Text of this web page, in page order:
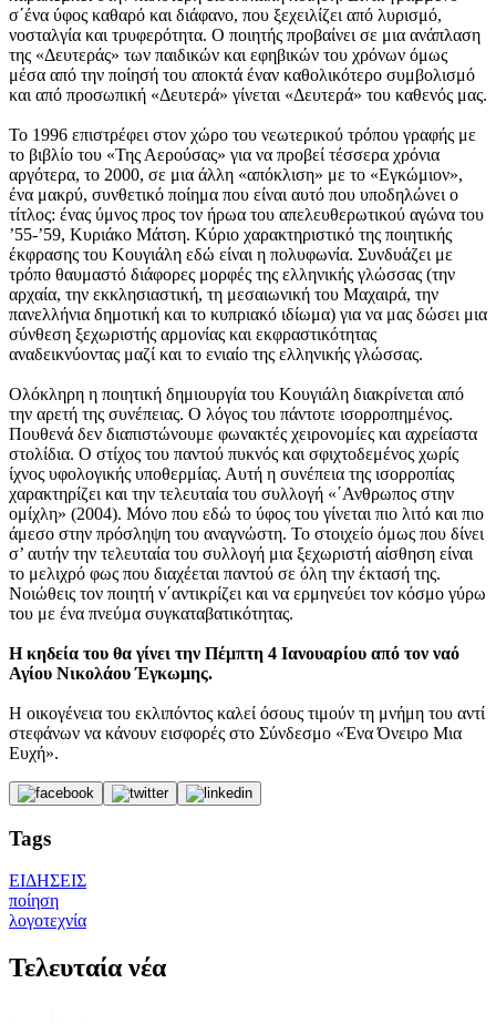
σ΄ένα ύφος καθαρό και διάφανο, που ξεχειλίζει από λυρισμό,
νοσταλγία και τρυφερότητα. Ο ποιητής προβαίνει σε μια ανάπλαση
της «Δευτεράς» των παιδικών και εφηβικών του χρόνων όμως
μέσα από την ποίησή του αποκτά έναν καθολικότερο συμβολισμό
και από προσωπική «Δευτερά» γίνεται «Δευτερά» του καθενός μας.
Το 1996 επιστρέφει στον χώρο του νεωτερικού τρόπου γραφής με
το βιβλίο του «Της Αερούσας» για να προβεί τέσσερα χρόνια
αργότερα, το 2000, σε μια άλλη «απόκλιση» με το «Εγκώμιον»,
ένα μακρύ, συνθετικό ποίημα που είναι αυτό που υποδηλώνει ο
τίτλος: ένας ύμνος προς τον ήρωα του απελευθερωτικού αγώνα του
’55-’59, Κυριάκο Μάτση. Κύριο χαρακτηριστικό της ποιητικής
έκφρασης του Κουγιάλη εδώ είναι η πολυφωνία. Συνδυάζει με
τρόπο θαυμαστό διάφορες μορφές της ελληνικής γλώσσας (την
αρχαία, την εκκλησιαστική, τη μεσαιωνική του Μαχαιρά, την
πανελλήνια δημοτική και το κυπριακό ιδίωμα) για να μας δώσει μια
σύνθεση ξεχωριστής αρμονίας και εκφραστικότητας
αναδεικνύοντας μαζί και το ενιαίο της ελληνικής γλώσσας.
Ολόκληρη η ποιητική δημιουργία του Κουγιάλη διακρίνεται από
την αρετή της συνέπειας. Ο λόγος του πάντοτε ισορροπημένος.
Πουθενά δεν διαπιστώνουμε φωνακτές χειρονομίες και αχρείαστα
στολίδια. Ο στίχος του παντού πυκνός και σφιχτοδεμένος χωρίς
ίχνος υφολογικής υποθερμίας. Αυτή η συνέπεια της ισορροπίας
χαρακτηρίζει και την τελευταία του συλλογή «΄Ανθρωπος στην
ομίχλη» (2004). Μόνο που εδώ το ύφος του γίνεται πιο λιτό και πιο
άμεσο στην πρόσληψη του αναγνώστη. Το στοιχείο όμως που δίνει
σ’ αυτήν την τελευταία του συλλογή μια ξεχωριστή αίσθηση είναι
το μελιχρό φως που διαχέεται παντού σε όλη την έκτασή της.
Νοιώθεις τον ποιητή ν΄αντικρίζει και να ερμηνεύει τον κόσμο γύρω
του με ένα πνεύμα συγκαταβατικότητας.
Η κηδεία του θα γίνει την Πέμπτη 4 Ιανουαρίου από τον ναό
Αγίου Νικολάου Έγκωμης.
Η οικογένεια του εκλιπόντος καλεί όσους τιμούν τη μνήμη του αντί
στεφάνων να κάνουν εισφορές στο Σύνδεσμο «Ένα Όνειρο Μια
Ευχή».
Tags
ΕΙΔΗΣΕΙΣ
ποίηση
λογοτεχνία
Τελευταία νέα